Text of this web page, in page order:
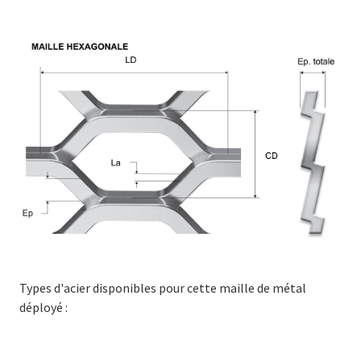
Types d'acier disponibles pour cette maille de métal
déployé :